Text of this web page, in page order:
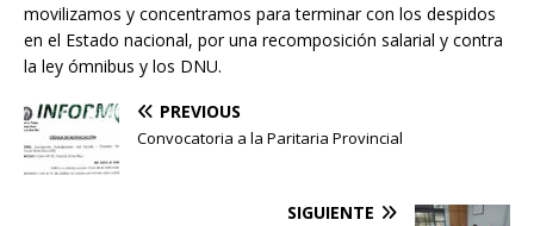
movilizamos y concentramos para terminar con los despidos
en el Estado nacional, por una recomposición salarial y contra
la ley ómnibus y los DNU.
PREVIOUS
Convocatoria a la Paritaria Provincial
SIGUIENTE